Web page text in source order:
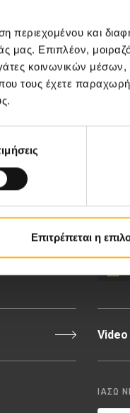
περιεχομένου και
μας. Επιπλέον,
κοινωνικών
τους έχετε
Επιτρέπεται η
ΙΑΣΩ